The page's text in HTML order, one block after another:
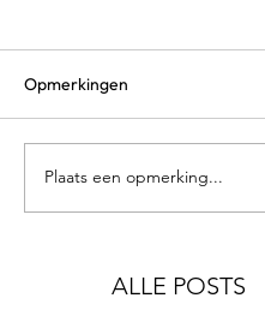
GEZOND TE BLIJVEN
Opmerkingen
Plaats een opmerking...
ALLE POSTS